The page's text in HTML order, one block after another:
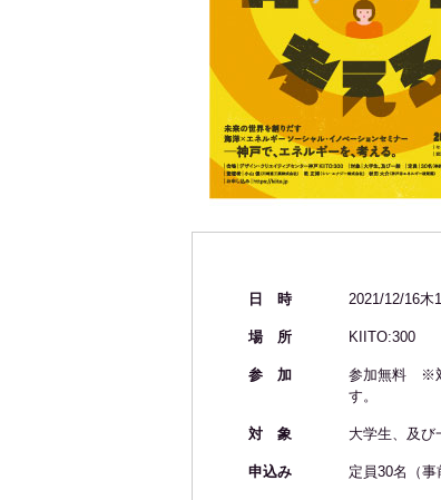
日 時 2021/12/16木
場 所 KIITO:300
参 加
参加無料 ※対
す。
対 象 大学生、及び
申込み 定員30名（事